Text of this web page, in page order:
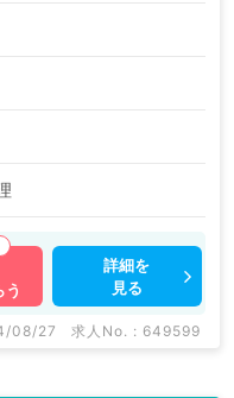
詳細を
見る
08/27 求人No. : 649599